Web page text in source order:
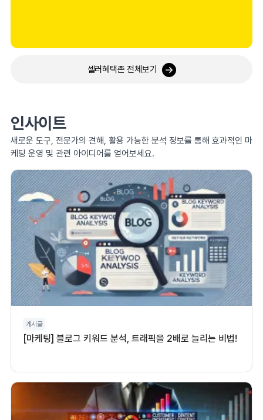
셀러혜택존 전체보기
인사이트
새로운 도구, 전문가의 견해, 활용 가능한 분석 정보를 통해 효과적인 마
케팅 운영 및 관련 아이디어를 얻어보세요.
게시글
[마케팅] 블로그 키워드 분석, 트래픽을 2배로 늘리는 비법!